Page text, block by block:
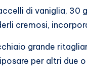
di vaniglia, 30
cremosi,
grande
per altri due